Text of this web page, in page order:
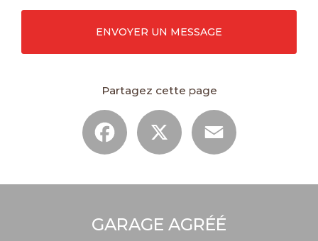
ENVOYER UN MESSAGE
Partagez cette page
Facebook
GARAGE AGRÉÉ